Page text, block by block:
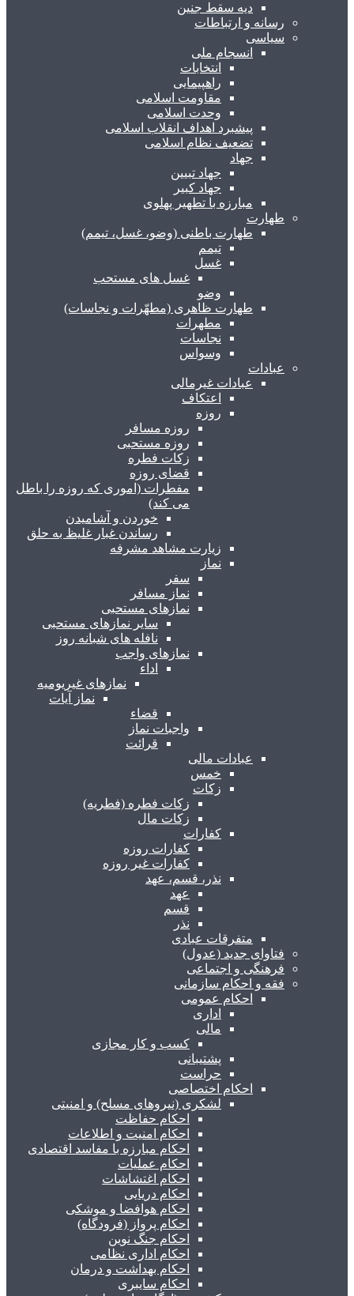
دیه سقط جنین
رسانه و ارتباطات
سیاسی
انسجام ملی
انتخابات
راهپیمایی
مقاومت اسلامی
وحدت اسلامی
پیشبرد اهداف انقلاب اسلامی
تضعیف نظام اسلامی
جهاد
جهاد تبیین
جهاد کبیر
مبارزه با تطهیر پهلوی
طهارت
طهارت باطنی (وضو، غسل، تیمم)
تیمم
غسل
غسل های مستحب
وضو
طهارت ظاهری (مطهّرات و نجاسات)
مطهرات
نجاسات
وسواس
عبادات
عبادات غیرمالی
اعتکاف
روزه
روزه مسافر
روزه مستحبی
زکات فطره
قضای روزه
مفطرات (اموری که روزه را باطل
می کند)
خوردن و آشامیدن
رساندن غبار غلیظ به حلق
زیارت مشاهد مشرفه
نماز
سفر
نماز مسافر
نمازهای مستحبی
سایر نمازهای مستحبی
نافله های شبانه روز
نمازهای واجب
اداء
نمازهای غیریومیه
نماز آیات
قضاء
واجبات نماز
قرائت
عبادات مالی
خمس
زکات
زکات فطره (فطریه)
زکات مال
کفارات
کفارات روزه
کفارات غیر روزه
نذر، قسم، عهد
عهد
قسم
نذر
متفرقات عبادی
فتاوای جدید (عدول)
فرهنگی و اجتماعی
فقه و احکام سازمانی
احکام عمومی
اداری
مالی
کسب و کار مجازی
پشتیبانی
حراست
احکام اختصاصی
لشکری (نیروهای مسلح) و امنیتی
احکام حفاظت
احکام امنیت و اطلاعات
احکام مبارزه با مفاسد اقتصادی
احکام عملیات
احکام اغتشاشات
احکام دریایی
احکام هوافضا و موشکی
احکام پرواز (فرودگاه)
احکام جنگ نوین
احکام اداری نظامی
احکام بهداشت و درمان
احکام سایبری